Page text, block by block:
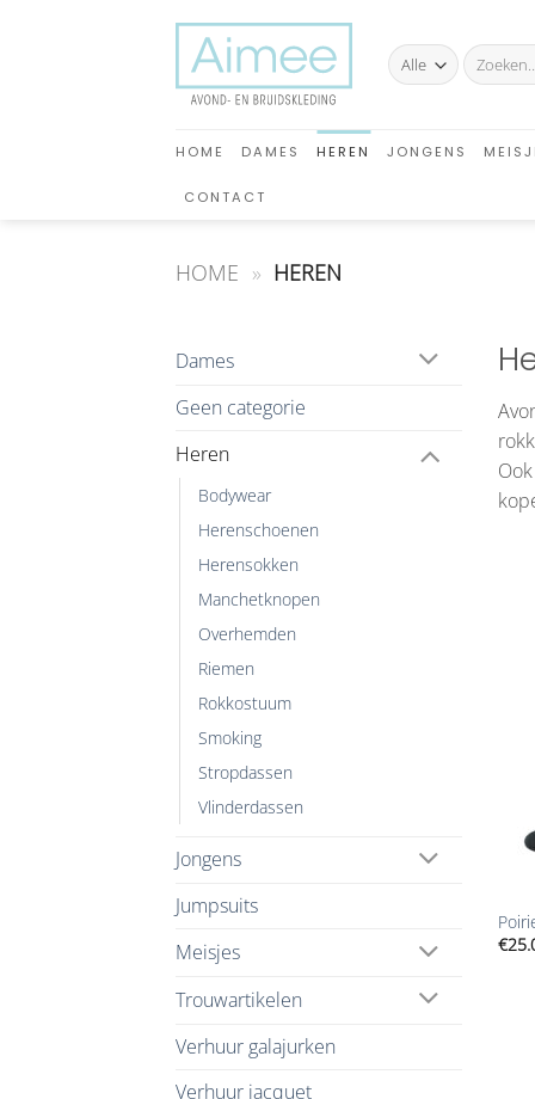
Zoeken
naar:
HOME DAMES HEREN JONGENS
CONTACT
HOME » HEREN
Dames
Geen categorie
Heren
Bodywear
Herenschoenen
Herensokken
Manchetknopen
Overhemden
Riemen
Rokkostuum
Smoking
Stropdassen
Vlinderdassen
Jongens
Jumpsuits
Meisjes
Trouwartikelen
Verhuur galajurken
Verhuur jacquet
€